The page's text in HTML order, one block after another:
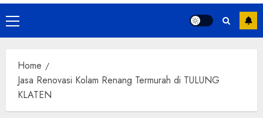
Primary
Menu
Home
Jasa Renovasi Kolam Renang Termurah di TULUNG
KLATEN